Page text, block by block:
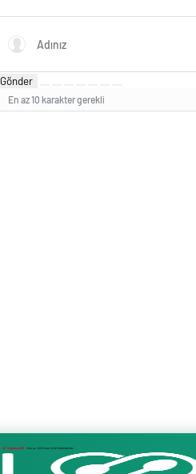
Gönder
En az 10 karakter gerekli